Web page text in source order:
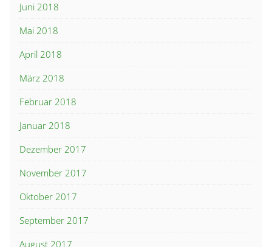
Juni 2018
Mai 2018
April 2018
März 2018
Februar 2018
Januar 2018
Dezember 2017
November 2017
Oktober 2017
September 2017
August 2017